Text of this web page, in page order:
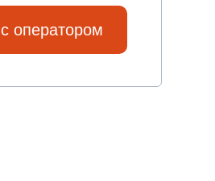
оператором